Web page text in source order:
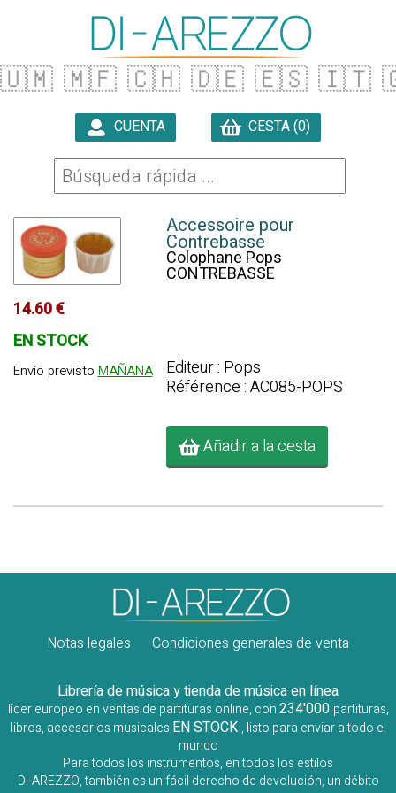
🇺🇲 🇲🇫 🇨🇭 🇩🇪 🇪🇸 🇮🇹
CUENTA CESTA (0)
14.60 €
EN STOCK
Envío previsto MAÑANA
Accessoire pour
Contrebasse
Colophane Pops
CONTREBASSE
Editeur : Pops
Référence : AC085-POPS
Añadir a la cesta
Notas legales Condiciones generales de venta
Librería de música y tienda de música en línea
líder europeo en ventas de partituras online, con234'000 partituras,
libros, accesorios musicales EN STOCK , listo para enviar a todo el
mundo
Para todos los instrumentos, en todos los estilos
DI-AREZZO, también es un fácil derecho de devolución, un débito